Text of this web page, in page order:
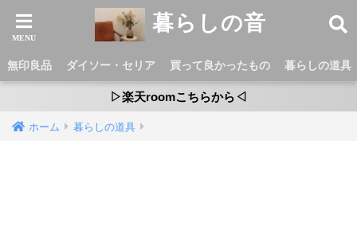
暮らしの音
無印良品 ダイソー・セリア 買って良かったもの 暮らしの道具
▷楽天roomこちらから◁
ホーム 暮らしの道具